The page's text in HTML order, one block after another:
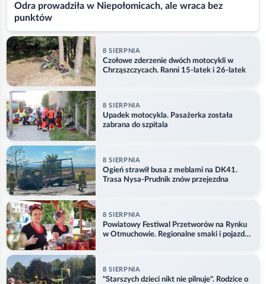
Odra prowadziła w Niepołomicach, ale wraca bez
punktów
8 SIERPNIA
Czołowe zderzenie dwóch motocykli w
Chrząszczycach. Ranni 15-latek i 26-latek
8 SIERPNIA
Upadek motocykla. Pasażerka została
zabrana do szpitala
8 SIERPNIA
Ogień strawił busa z meblami na DK41.
Trasa Nysa-Prudnik znów przejezdna
8 SIERPNIA
Powiatowy Festiwal Przetworów na Rynku
w Otmuchowie. Regionalne smaki i pojazdy
8 SIERPNIA
"Starszych dzieci nikt nie pilnuje". Rodzice o